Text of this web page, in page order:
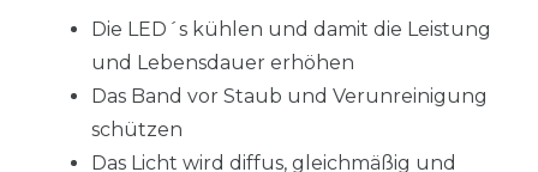
Die LED´s kühlen und damit die Leistung
und Lebensdauer erhöhen
Das Band vor Staub und Verunreinigung
schützen
Das Licht wird diffus, gleichmäßig und